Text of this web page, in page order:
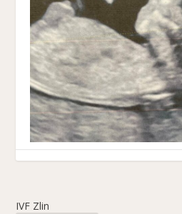
IVF Zlin